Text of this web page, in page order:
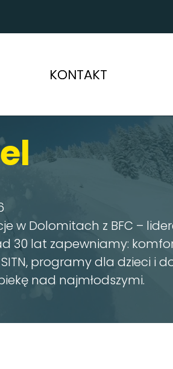
KONTAKT
Wybierz termin
0
w Dolomitach z BFC –
30 lat zapewniamy:
programy dla dzieci i
nad najmłodszymi.